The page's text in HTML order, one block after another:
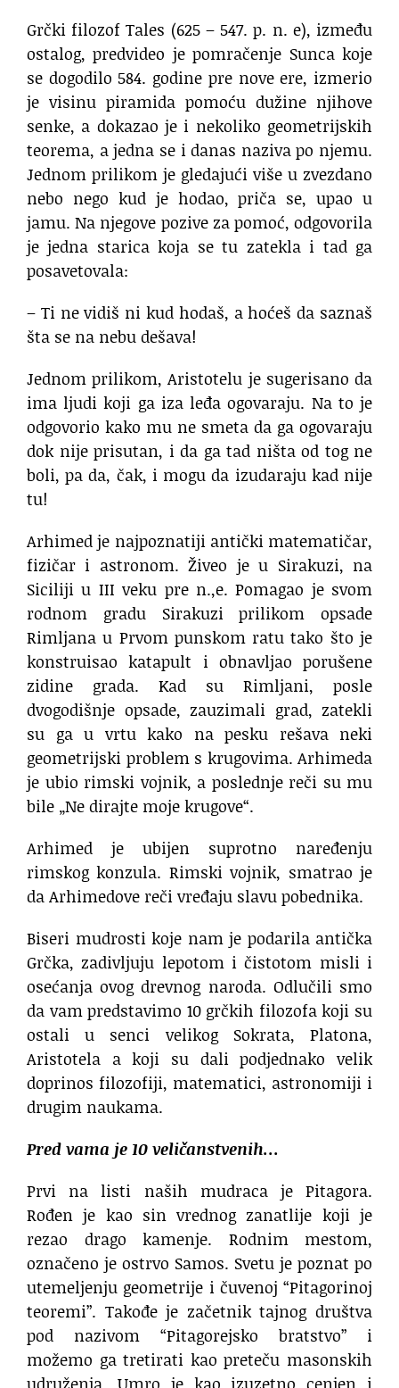
Grčki filozof Tales (625 – 547. p. n. e), između
ostalog, predvideo je pomračenje Sunca koje
se dogodilo 584. godine pre nove ere, izmerio
je visinu piramida pomoću dužine njihove
senke, a dokazao je i nekoliko geometrijskih
teorema, a jedna se i danas naziva po njemu.
Jednom prilikom je gledajući više u zvezdano
nebo nego kud je hodao, priča se, upao u
jamu. Na njegove pozive za pomoć, odgovorila
je jedna starica koja se tu zatekla i tad ga
posavetovala:
– Ti ne vidiš ni kud hodaš, a hoćeš da saznaš
šta se na nebu dešava!
Jednom prilikom, Aristotelu je sugerisano da
ima ljudi koji ga iza leđa ogovaraju. Na to je
odgovorio kako mu ne smeta da ga ogovaraju
dok nije prisutan, i da ga tad ništa od tog ne
boli, pa da, čak, i mogu da izudaraju kad nije
tu!
Arhimed je najpoznatiji antički matematičar,
fizičar i astronom. Živeo je u Sirakuzi, na
Siciliji u III veku pre n.,e. Pomagao je svom
rodnom gradu Sirakuzi prilikom opsade
Rimljana u Prvom punskom ratu tako što je
konstruisao katapult i obnavljao porušene
zidine grada. Kad su Rimljani, posle
dvogodišnje opsade, zauzimali grad, zatekli
su ga u vrtu kako na pesku rešava neki
geometrijski problem s krugovima. Arhimeda
je ubio rimski vojnik, a poslednje reči su mu
bile „Ne dirajte moje krugove“.
Arhimed je ubijen suprotno naređenju
rimskog konzula. Rimski vojnik, smatrao je
da Arhimedove reči vređaju slavu pobednika.
Biseri mudrosti koje nam je podarila antička
Grčka, zadivljuju lepotom i čistotom misli i
osećanja ovog drevnog naroda. Odlučili smo
da vam predstavimo 10 grčkih filozofa koji su
ostali u senci velikog Sokrata, Platona,
Aristotela a koji su dali podjednako velik
doprinos filozofiji, matematici, astronomiji i
drugim naukama.
Pred vama je 10 veličanstvenih…
Prvi na listi naših mudraca je Pitagora.
Rođen je kao sin vrednog zanatlije koji je
rezao drago kamenje. Rodnim mestom,
označeno je ostrvo Samos. Svetu je poznat po
utemeljenju geometrije i čuvenoj “Pitagorinoj
teoremi”. Takođe je začetnik tajnog društva
pod nazivom “Pitagorejsko bratstvo” i
možemo ga tretirati kao preteču masonskih